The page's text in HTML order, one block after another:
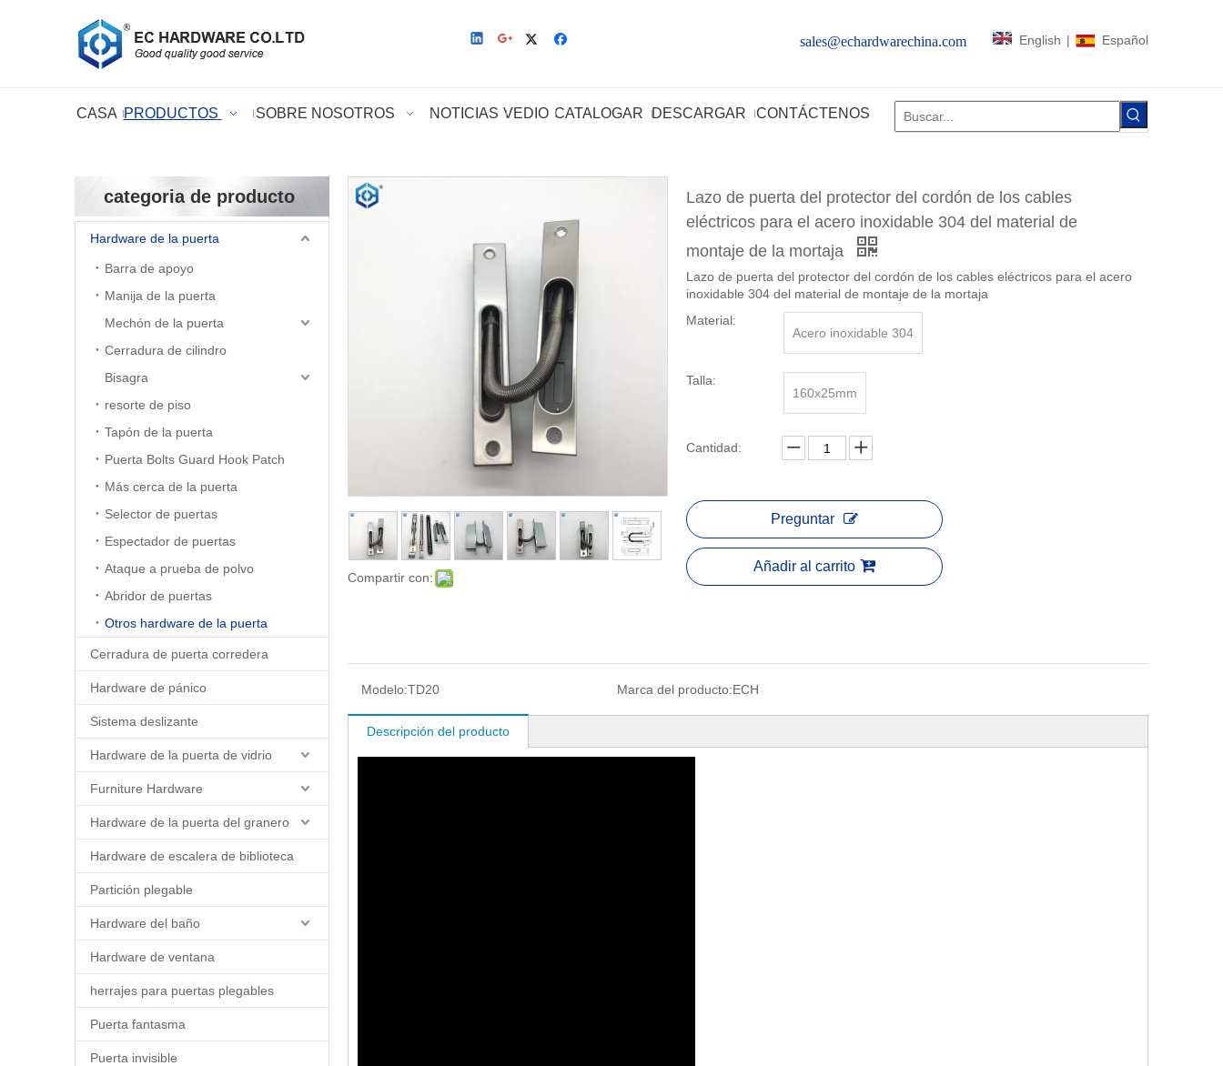
sales@echardwarechina.com English | Español
CASA PRODUCTOS SOBRE NOSOTROS NOTICIAS VEDIO CATALOGAR DESCARGAR CONTÁCTENOS
categoria de producto
Hardware de la puerta
Barra de apoyo
Manija de la puerta
Mechón de la puerta
Cerradura de cilindro
Bisagra
resorte de piso
Tapón de la puerta
Puerta Bolts Guard Hook Patch
Más cerca de la puerta
Selector de puertas
Espectador de puertas
Ataque a prueba de polvo
Abridor de puertas
Otros hardware de la puerta
Cerradura de puerta corredera
Hardware de pánico
Sistema deslizante
Hardware de la puerta de vidrio
Furniture Hardware
Hardware de la puerta del granero
Hardware de escalera de biblioteca
Partición plegable
Hardware del baño
Hardware de ventana
herrajes para puertas plegables
Puerta fantasma
Puerta invisible
Compartir con:
Lazo de puerta del protector del cordón de los cables
eléctricos para el acero inoxidable 304 del material de
montaje de la mortaja
Lazo de puerta del protector del cordón de los cables eléctricos para el acero
inoxidable 304 del material de montaje de la mortaja
Material:
Acero inoxidable 304
Talla:
160x25mm
Cantidad:
Preguntar
Añadir al carrito
Modelo:TD20 Marca del producto:ECH
Descripción del producto